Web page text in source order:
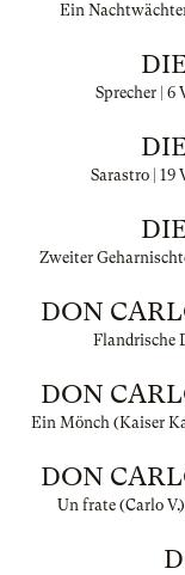
Ein
Sprecher | 6
Sarastro | 19
Zweiter
DON
Flandrische
DON
Ein Mönch (Kaiser
DON
Un frate (Carlo